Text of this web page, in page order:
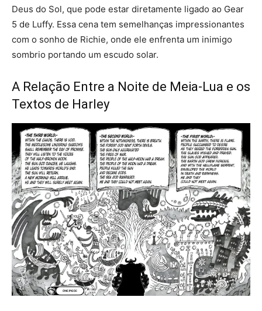
Deus do Sol, que pode estar diretamente ligado ao Gear
5 de Luffy. Essa cena tem semelhanças impressionantes
com o sonho de Richie, onde ele enfrenta um inimigo
sombrio portando um escudo solar.
A Relação Entre a Noite de Meia-Lua e os
Textos de Harley